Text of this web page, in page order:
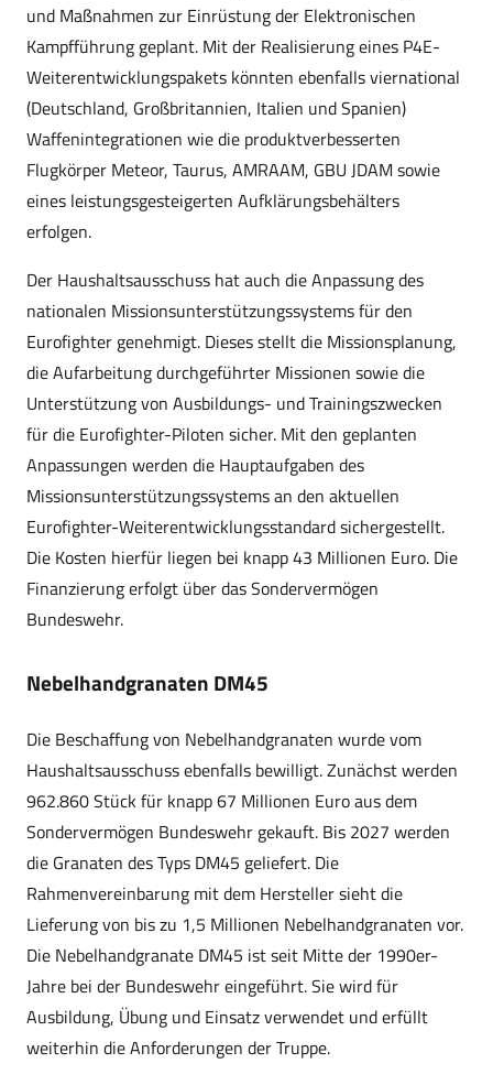
und Maßnahmen zur Einrüstung der Elektronischen
Kampfführung geplant. Mit der Realisierung eines P4E-
Weiterentwicklungspakets könnten ebenfalls viernational
(Deutschland, Großbritannien, Italien und Spanien)
Waffenintegrationen wie die produktverbesserten
Flugkörper Meteor, Taurus, AMRAAM, GBU JDAM sowie
eines leistungsgesteigerten Aufklärungsbehälters
erfolgen.
Der Haushaltsausschuss hat auch die Anpassung des
nationalen Missionsunterstützungssystems für den
Eurofighter genehmigt. Dieses stellt die Missionsplanung,
die Aufarbeitung durchgeführter Missionen sowie die
Unterstützung von Ausbildungs- und Trainingszwecken
für die Eurofighter-Piloten sicher. Mit den geplanten
Anpassungen werden die Hauptaufgaben des
Missionsunterstützungssystems an den aktuellen
Eurofighter-Weiterentwicklungsstandard sichergestellt.
Die Kosten hierfür liegen bei knapp 43 Millionen Euro. Die
Finanzierung erfolgt über das Sondervermögen
Bundeswehr.
Nebelhandgranaten DM45
Die Beschaffung von Nebelhandgranaten wurde vom
Haushaltsausschuss ebenfalls bewilligt. Zunächst werden
962.860 Stück für knapp 67 Millionen Euro aus dem
Sondervermögen Bundeswehr gekauft. Bis 2027 werden
die Granaten des Typs DM45 geliefert. Die
Rahmenvereinbarung mit dem Hersteller sieht die
Lieferung von bis zu 1,5 Millionen Nebelhandgranaten vor.
Die Nebelhandgranate DM45 ist seit Mitte der 1990er-
Jahre bei der Bundeswehr eingeführt. Sie wird für
Ausbildung, Übung und Einsatz verwendet und erfüllt
weiterhin die Anforderungen der Truppe.